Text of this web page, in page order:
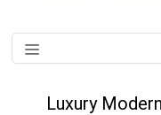
Luxury